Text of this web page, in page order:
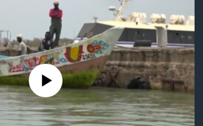
source currently available